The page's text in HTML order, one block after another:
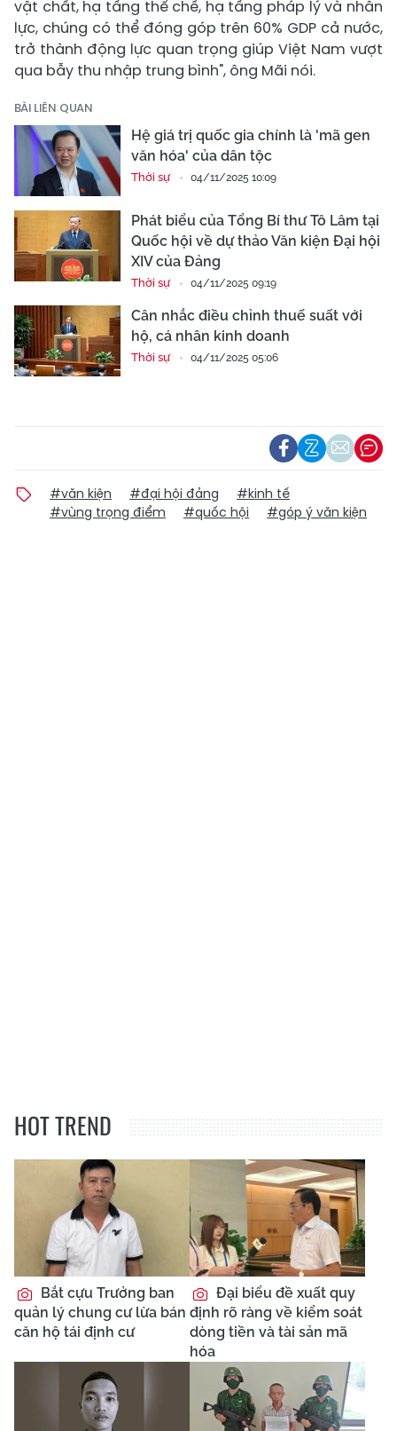
vật chất, hạ tầng thể chế, hạ tầng pháp lý và nhân
lực, chúng có thể đóng góp trên 60% GDP cả nước,
trở thành động lực quan trọng giúp Việt Nam vượt
qua bẫy thu nhập trung bình", ông Mãi nói.
BÀI LIÊN QUAN
Hệ giá trị quốc gia chính là 'mã gen
văn hóa' của dân tộc
Thời sự 04/11/2025 10:09
Phát biểu của Tổng Bí thư Tô Lâm tại
Quốc hội về dự thảo Văn kiện Đại hội
XIV của Đảng
Thời sự 04/11/2025 09:19
Cân nhắc điều chỉnh thuế suất với
hộ, cá nhân kinh doanh
Thời sự 04/11/2025 05:06
#văn kiện #đại hội đảng
#kinh tế
#vùng trọng điểm
#quốc hội #góp ý văn kiện
HOT TREND
Bắt cựu Trưởng ban
quản lý chung cư lừa bán
căn hộ tái định cư
Đại biểu đề xuất quy
định rõ ràng về kiểm soát
dòng tiền và tài sản mã
hóa